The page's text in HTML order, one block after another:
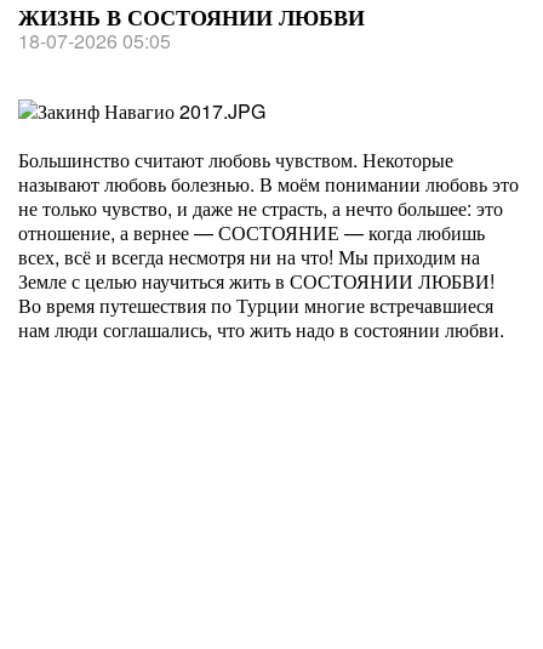
ЖИЗНЬ В СОСТОЯНИИ ЛЮБВИ
18-07-2026 05:05
Большинство считают любовь чувством. Некоторые
называют любовь болезнью. В моём понимании любовь это
не только чувство, и даже не страсть, а нечто большее: это
отношение, а вернее — СОСТОЯНИЕ — когда любишь
всех, всё и всегда несмотря ни на что! Мы приходим на
Земле с целью научиться жить в СОСТОЯНИИ ЛЮБВИ!
Во время путешествия по Турции многие встречавшиеся
нам люди соглашались, что жить надо в состоянии любви.